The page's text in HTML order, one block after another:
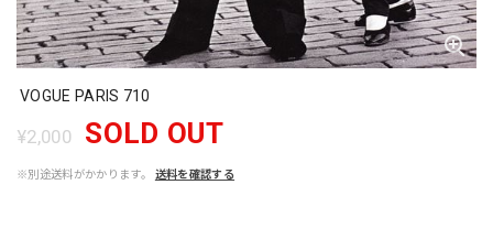
VOGUE PARIS 710
¥2,000 SOLD OUT
※別途送料がかかります。 送料を確認する